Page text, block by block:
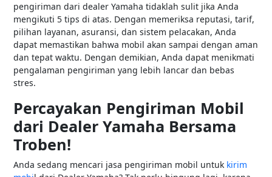
pengiriman dari dealer Yamaha tidaklah sulit jika Anda
mengikuti 5 tips di atas. Dengan memeriksa reputasi, tarif,
pilihan layanan, asuransi, dan sistem pelacakan, Anda
dapat memastikan bahwa mobil akan sampai dengan aman
dan tepat waktu. Dengan demikian, Anda dapat menikmati
pengalaman pengiriman yang lebih lancar dan bebas
stres.
Percayakan Pengiriman Mobil
dari Dealer Yamaha Bersama
Troben!
Anda sedang mencari jasa pengiriman mobil untuk kirim